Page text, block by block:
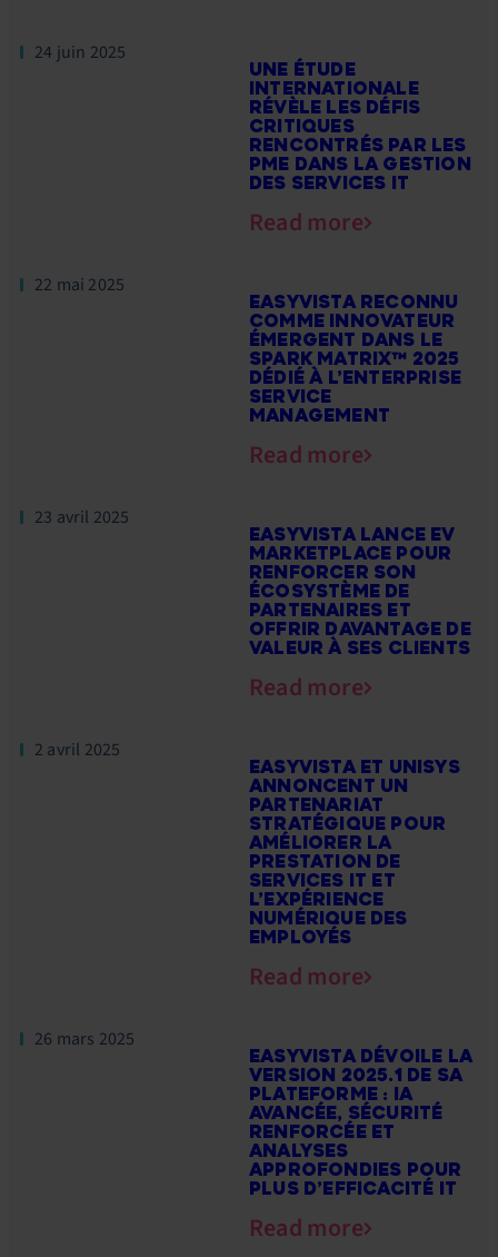
24 juin 2025
UNE ÉTUDE
INTERNATIONALE
RÉVÈLE LES DÉFIS
CRITIQUES
RENCONTRÉS PAR LES
PME DANS LA GESTION
DES SERVICES IT
Read more
22 mai 2025
EASYVISTA RECONNU
COMME INNOVATEUR
ÉMERGENT DANS LE
SPARK MATRIX™ 2025
DÉDIÉ À L’ENTERPRISE
SERVICE
MANAGEMENT
Read more
23 avril 2025
EASYVISTA LANCE EV
MARKETPLACE POUR
RENFORCER SON
ÉCOSYSTÈME DE
PARTENAIRES ET
OFFRIR DAVANTAGE DE
VALEUR À SES CLIENTS
Read more
2 avril 2025
EASYVISTA ET UNISYS
ANNONCENT UN
PARTENARIAT
STRATÉGIQUE POUR
AMÉLIORER LA
PRESTATION DE
SERVICES IT ET
L’EXPÉRIENCE
NUMÉRIQUE DES
EMPLOYÉS
Read more
26 mars 2025
EASYVISTA DÉVOILE LA
VERSION 2025.1 DE SA
PLATEFORME : IA
AVANCÉE, SÉCURITÉ
RENFORCÉE ET
ANALYSES
APPROFONDIES POUR
PLUS D’EFFICACITÉ IT
Read more